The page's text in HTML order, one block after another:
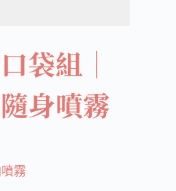
袋組｜
身噴霧
霧